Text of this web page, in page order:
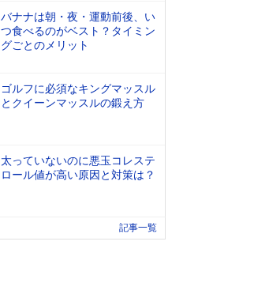
バナナは朝・夜・運動前後、い
つ食べるのがベスト？タイミン
グごとのメリット
ゴルフに必須なキングマッスル
とクイーンマッスルの鍛え方
太っていないのに悪玉コレステ
ロール値が高い原因と対策は？
記事一覧